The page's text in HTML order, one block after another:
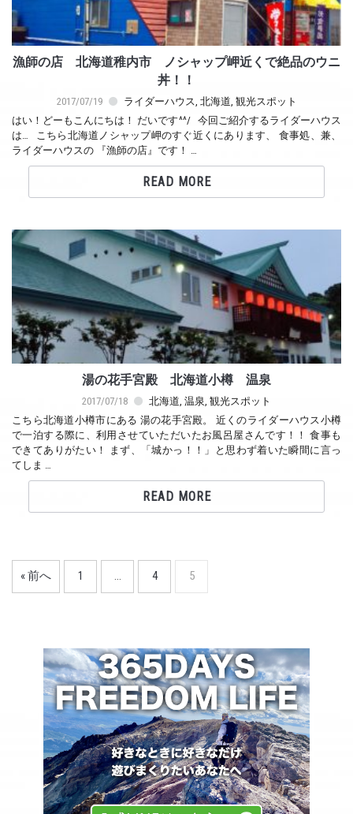
漁師の店 北海道稚内市 ノシャップ岬近くで絶品のウニ
丼！！
2017/07/19 ライダーハウス 北海道 観光スポット
はい！どーもこんにちは！ だいです^^/ 今回ご紹介するライダーハウス
は… こちら北海道ノシャップ岬のすぐ近くにあります、 食事処、兼、
ライダーハウスの 『漁師の店』です！ …
READ MORE
湯の花手宮殿 北海道小樽 温泉
2017/07/18 北海道 温泉 観光スポット
こちら北海道小樽市にある 湯の花手宮殿。 近くのライダーハウス小樽
で一泊する際に、利用させていただいたお風呂屋さんです！！ 食事も
できてありがたい！ まず、「城かっ！！」と思わず着いた瞬間に言っ
てしま …
READ MORE
« 前へ 1 … 4 5